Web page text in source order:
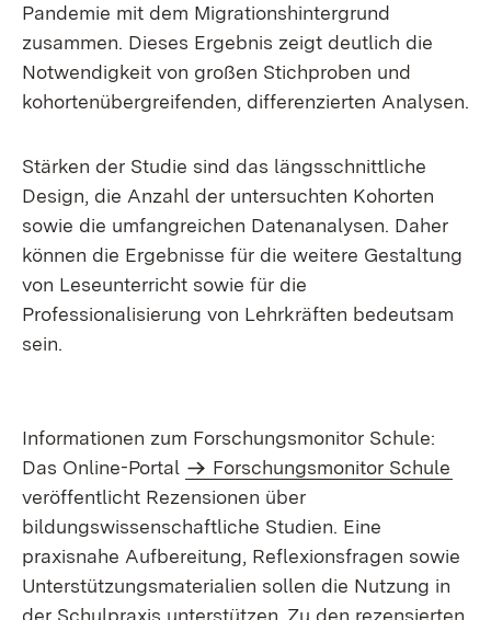
Pandemie mit dem Migrationshintergrund
zusammen. Dieses Ergebnis zeigt deutlich die
Notwendigkeit von großen Stichproben und
kohortenübergreifenden, differenzierten Analysen.
Stärken der Studie sind das längsschnittliche
Design, die Anzahl der untersuchten Kohorten
sowie die umfangreichen Datenanalysen. Daher
können die Ergebnisse für die weitere Gestaltung
von Leseunterricht sowie für die
Professionalisierung von Lehrkräften bedeutsam
sein.
Informationen zum Forschungsmonitor Schule:
Das Online-Portal
Forschungsmonitor Schule
veröffentlicht Rezensionen über
bildungswissenschaftliche Studien. Eine
praxisnahe Aufbereitung, Reflexionsfragen sowie
Unterstützungsmaterialien sollen die Nutzung in
der Schulpraxis unterstützen. Zu den rezensierten